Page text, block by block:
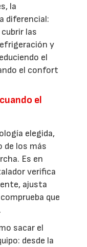
la
diferencial:
las
y
el
el confort
el
elegida,
de los más
Es en
verifica
ajusta
que
sacar el
desde la